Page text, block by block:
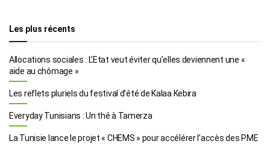
Les plus récents
Allocations sociales : L’Etat veut éviter qu’elles deviennent une «
aide au chômage »
Les reflets pluriels du festival d’été de Kalaa Kebira
Everyday Tunisians : Un thé à Tamerza
La Tunisie lance le projet « CHEMS » pour accélérer l’accès des PME